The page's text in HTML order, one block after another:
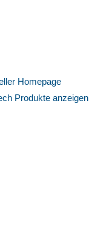
Homepage
Produkte anzeigen